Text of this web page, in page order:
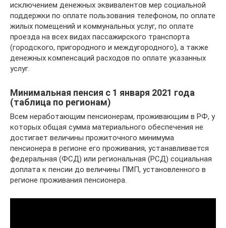
исключением денежных эквивалентов мер социальной
поддержки по оплате пользования телефоном, по оплате
жилых помещений и коммунальных услуг, по оплате
проезда на всех видах пассажирского транспорта
(городского, пригородного и междугородного), а также
денежных компенсаций расходов по оплате указанных
услуг.
Минимальная пенсия с 1 января 2021 года
(таблица по регионам)
Всем неработающим пенсионерам, проживающим в РФ, у
которых общая сумма материального обеспечения не
достигает величины прожиточного минимума
пенсионера в регионе его проживания, устанавливается
федеральная (ФСД) или региональная (РСД) социальная
доплата к пенсии до величины ПМП, установленного в
регионе проживания пенсионера.